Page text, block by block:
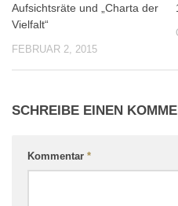
Aufsichtsräte und „Charta der
Vielfalt“
FEBRUAR 2, 2015
SCHREIBE EINEN
Kommentar *